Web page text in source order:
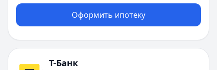
Оформить ипотеку
Т-Банк